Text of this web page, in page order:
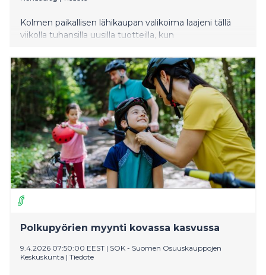
Kolmen paikallisen lähikaupan valikoima laajeni tällä
viikolla tuhansilla uusilla tuotteilla, kun
ilmaiseksi myymälästä noudettavaksi.
Polkupyörien myynti kovassa kasvussa
9.4.2026 07:50:00 EEST | SOK - Suomen Osuuskauppojen
Keskuskunta | Tiedote